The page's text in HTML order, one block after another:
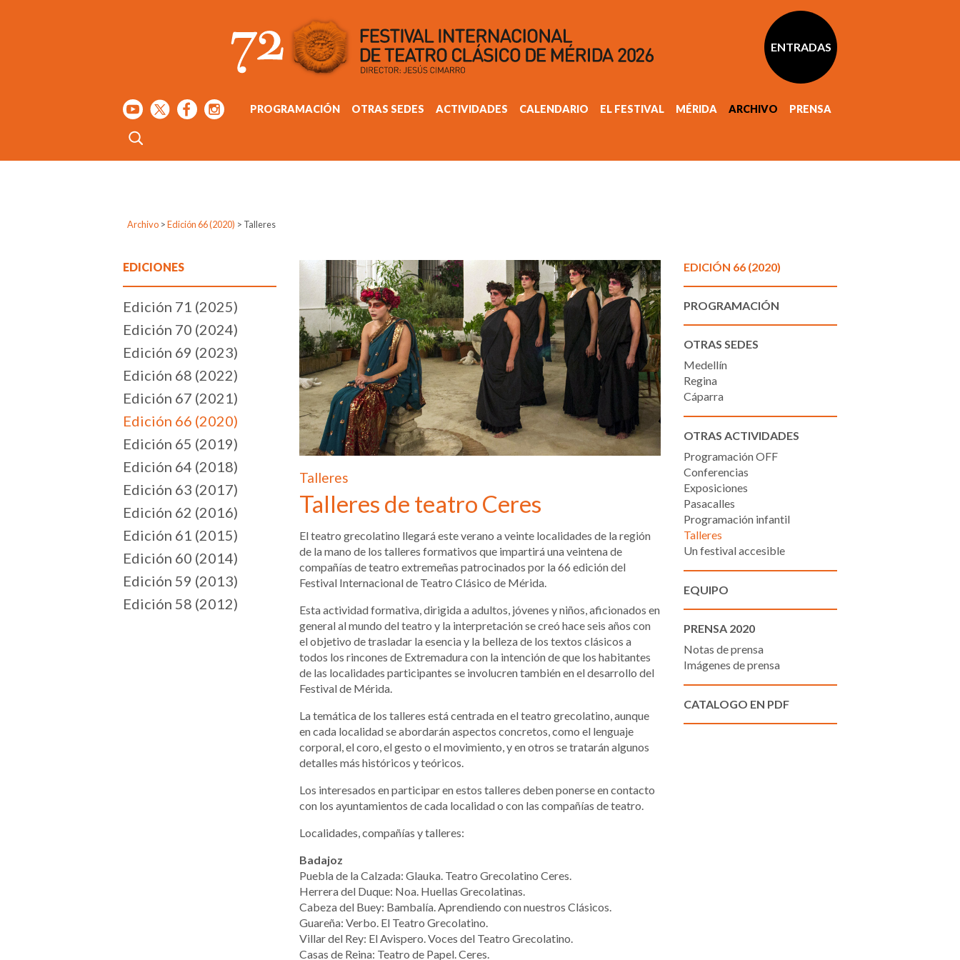
ENTRADAS
PROGRAMACIÓN OTRAS SEDES ACTIVIDADES CALENDARIO EL FESTIVAL MÉRIDA ARCHIVO PRENSA
Archivo > Edición 66 (2020) > Talleres
EDICIONES
Edición 71 (2025)
Edición 70 (2024)
Edición 69 (2023)
Edición 68 (2022)
Edición 67 (2021)
Edición 66 (2020)
Edición 65 (2019)
Edición 64 (2018)
Edición 63 (2017)
Edición 62 (2016)
Edición 61 (2015)
Edición 60 (2014)
Edición 59 (2013)
Edición 58 (2012)
Talleres
Talleres de teatro Ceres
El teatro grecolatino llegará este verano a veinte localidades de la región
de la mano de los talleres formativos que impartirá una veintena de
compañías de teatro extremeñas patrocinados por la 66 edición del
Festival Internacional de Teatro Clásico de Mérida.
Esta actividad formativa, dirigida a adultos, jóvenes y niños, aficionados en
general al mundo del teatro y la interpretación se creó hace seis años con
el objetivo de trasladar la esencia y la belleza de los textos clásicos a
todos los rincones de Extremadura con la intención de que los habitantes
de las localidades participantes se involucren también en el desarrollo del
Festival de Mérida.
La temática de los talleres está centrada en el teatro grecolatino, aunque
en cada localidad se abordarán aspectos concretos, como el lenguaje
corporal, el coro, el gesto o el movimiento, y en otros se tratarán algunos
detalles más históricos y teóricos.
Los interesados en participar en estos talleres deben ponerse en contacto
con los ayuntamientos de cada localidad o con las compañías de teatro.
Localidades, compañías y talleres:
Badajoz
Puebla de la Calzada: Glauka. Teatro Grecolatino Ceres.
Herrera del Duque: Noa. Huellas Grecolatinas.
Cabeza del Buey: Bambalía. Aprendiendo con nuestros Clásicos.
Guareña: Verbo. El Teatro Grecolatino.
Villar del Rey: El Avispero. Voces del Teatro Grecolatino.
Casas de Reina: Teatro de Papel. Ceres.
EDICIÓN 66 (2020)
PROGRAMACIÓN
OTRAS SEDES
Medellín
Regina
Cáparra
OTRAS ACTIVIDADES
Programación OFF
Conferencias
Exposiciones
Pasacalles
Programación infantil
Talleres
Un festival accesible
EQUIPO
PRENSA 2020
Notas de prensa
Imágenes de prensa
CATALOGO EN PDF